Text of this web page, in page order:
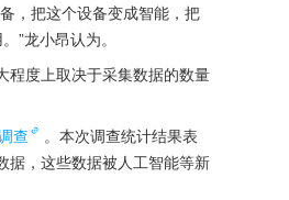
，把这个设备变成智能，把
”龙小昂认为。
程度上取决于采集数据的数量
查
。本次调查统计结果表
据，这些数据被人工智能等新